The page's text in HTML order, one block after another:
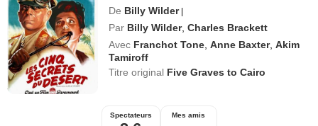
De Billy Wilder |
Par Billy Wilder,Charles Brackett
Avec Franchot Tone ,Anne Baxter,Akim
Tamiroff
Titre original Five Graves to Cairo
Spectateurs Mes amis